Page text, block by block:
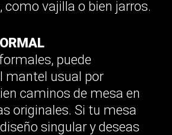
vajilla o bien jarros.
puede
mantel usual por
caminos de mesa en
originales. Si tu mesa
singular y deseas